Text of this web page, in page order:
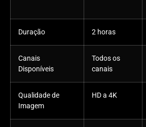
Duração 2 horas
Canais
Disponíveis
Todos os
canais
Qualidade de
Imagem
HD a 4K